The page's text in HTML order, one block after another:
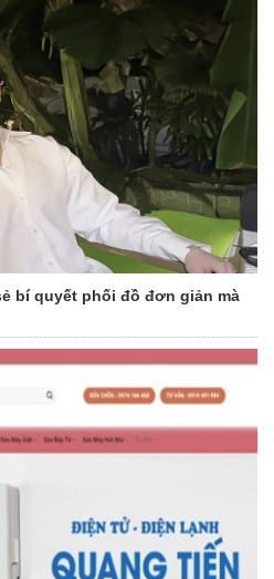
bí quyết phối đồ đơn giản mà